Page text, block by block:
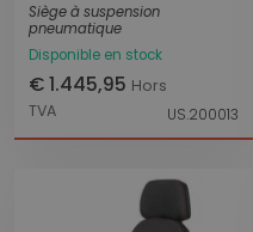
Siège à suspension
pneumatique
Disponible en stock
€ 1.445,95 Hors
TVA
US.200013